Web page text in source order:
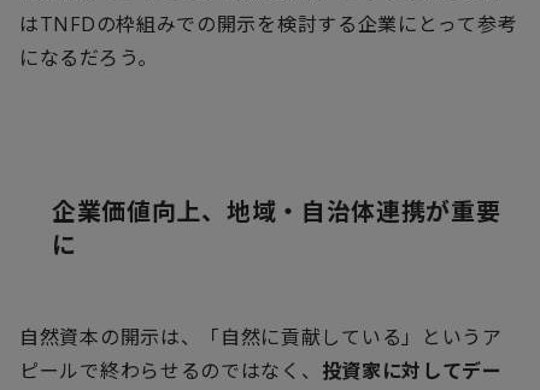
はTNFDの枠組みでの開示を検討する企業にとって参考
になるだろう。
企業価値向上、地域・自治体連携が重要
に
自然資本の開示は、「自然に貢献している」というア
ピールで終わらせるのではなく、 投資家に対してデー